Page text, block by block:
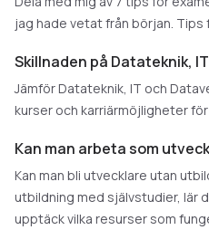
jag hade vetat från början. Tips
Skillnaden på Datateknik,
Jämför Datateknik, IT och
kurser och karriärmöjligheter
Kan man arbeta som
Kan man bli utvecklare utan
utbildning med självstudier, lär
upptäck vilka resurser som